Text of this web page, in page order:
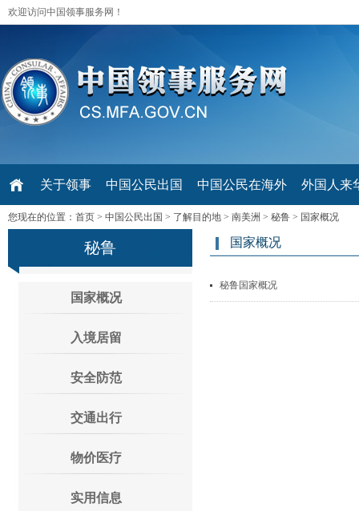
欢迎访问中国领事服务网！
关于领事 中国公民出国 中国公民在海外 外国人来
您现在的位置： 首页 > 中国公民出国 > 了解目的地 > 南美洲 > 秘鲁 > 国家概况
秘鲁
国家概况
入境居留
安全防范
交通出行
物价医疗
实用信息
国家概况
秘鲁国家概况